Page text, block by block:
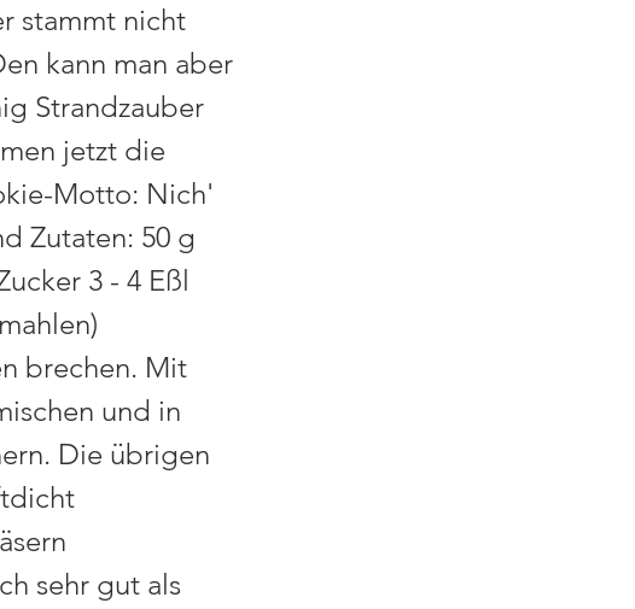
stammt nicht
kann man aber
Strandzauber
jetzt die
Motto: Nich'
Zutaten: 50 g
3 - 4 Eßl
brechen. Mit
und in
Die übrigen
sehr gut als